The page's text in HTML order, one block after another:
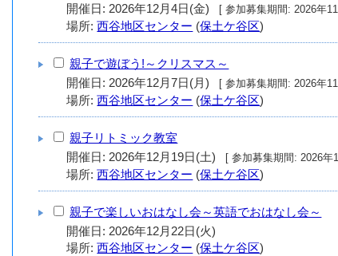
[ 参加募集
場所:西谷地区センター (保土ケ谷区)
親子で遊ぼう!～クリスマス～
[ 参加募集
場所:西谷地区センター (保土ケ谷区)
親子リトミック教室
[ 参加募
場所:西谷地区センター (保土ケ谷区)
親子で楽しいおはなし会～英語でおはなし会～
場所:西谷地区センター (保土ケ谷区)